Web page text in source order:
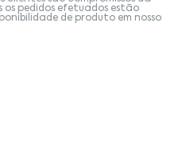
os pedidos efetuados estão
de produto em nosso